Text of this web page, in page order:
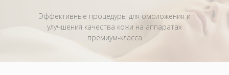
Эффективные процедуры для омоложения и
улучшения качества кожи на аппаратах
премиум-класса